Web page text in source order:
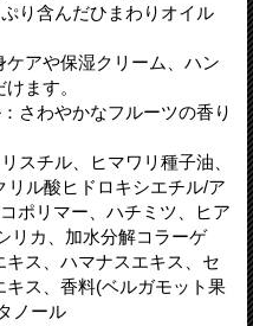
り含んだひまわりオイル
アや保湿クリーム、ハン
ます。
さわやかなフルーツの香り
スチル、ヒマワリ種子油、
ル酸ヒドロキシエチル/ア
ポリマー、ハチミツ、ヒア
リカ、加水分解コラーゲ
ス、ハマナスエキス、セ
ス、香料(ベルガモット果
ノール